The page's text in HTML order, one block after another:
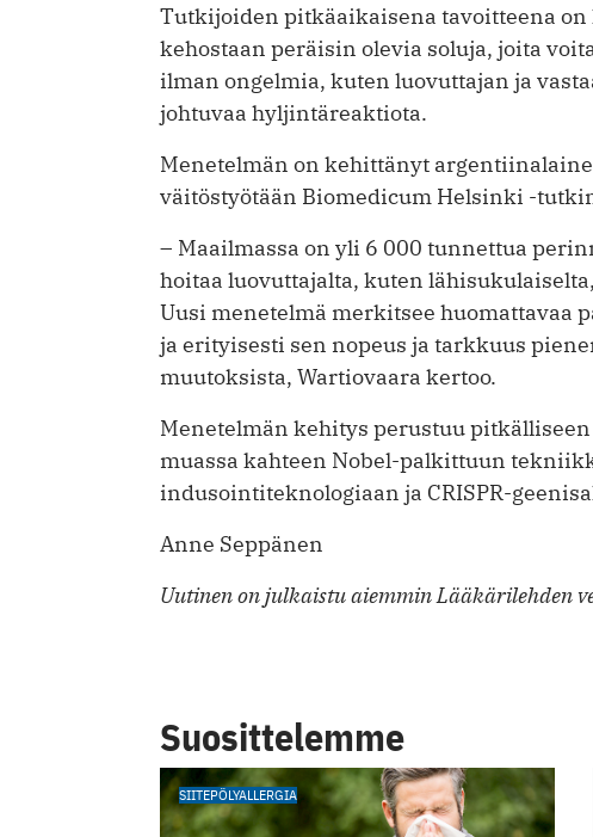
Tutkijoiden pitkäaikaisena tavoitteena on
kehostaan peräisin olevia soluja, joita
ilman ongelmia, kuten luovuttajan ja
johtuvaa hyljintäreaktiota.
Menetelmän on kehittänyt
väitöstyötään Biomedicum Helsinki -
– Maailmassa on yli 6 000 tunnettua
hoitaa luovuttajalta, kuten
Uusi menetelmä merkitsee
ja erityisesti sen nopeus ja tarkkuus
muutoksista, Wartiovaara kertoo.
Menetelmän kehitys perustuu
muassa kahteen Nobel-palkittuun
indusointiteknologiaan ja CRISPR-
Anne Seppänen
Uutinen on julkaistu aiemmin Lääkärilehden
Suosittelemme
SIITEPÖLYALLERGIA